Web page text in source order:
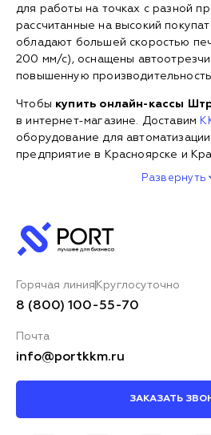
для работы на точках с разной
рассчитанные на высокий
обладают большей скоростью
200 мм/с), оснащены
повышенную
Чтобы купить онлайн-кассы
в интернет-магазине. Доставим
оборудование для
предприятие в Красноярске и
Развернуть
Горячая линия Круглосуточно
8 (800) 100-55-70
Почта
info@portkkm.ru
ЗАКАЗАТЬ